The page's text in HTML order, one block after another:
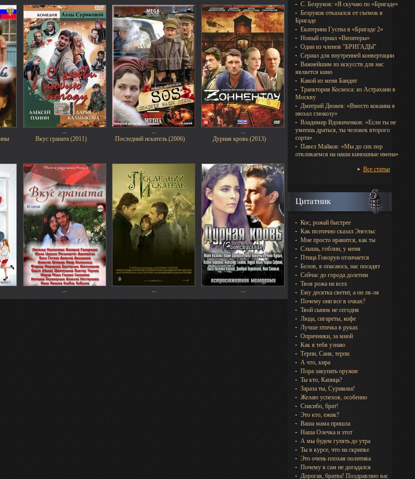
Вкус граната (2011) Последний искатель (2006) Дурная кровь (2013)
С. Безруков: «Я скучаю по «Бригаде»
Безруков отказался от съемок в
Бригаде
Екатерина Гусева в «Бригаде 2»
Новый сериал «Визитеры»
Один из членов "БРИГАДЫ"
Сериал для внутренней конвертации
Важнейшим из искусств для нас
является кино
Какой из меня Бандит
Траектория Космоса: из Астрахани в
Москву
Дмитрий Дюжев: «Вместо кокаина я
нюхал глюкозу»
Владимир Вдовиченков: «Если ты не
умеешь драться, ты человек второго
сорта»
Павел Майков: «Мы до сих пор
откликаемся на наши киношные имена»
Все статьи
Цитатник
Кос, рожай быстрее
Как поэтично сказал Энгельс
Мне просто нравится, как ты
Слышь, гоблин, у меня
Птица Говорун отличается
Белов, я опасаюсь, нас посадят
Сейчас до города долетим
Твоя рожа на всех
Ему десятка светит, а он ля-ля
Почему они все в очках?
Твой сынок не сегодня
Люда, сигареты, кофе
Лучше птичка в руках
Опричники, за мной
Как я тебя узнаю
Терпи, Саня, терпи
А что, кира
Пора закупать оружие
Ты кто, Капица?
Зараза ты, Сурикова!
Желаю успехов, особенно
Спасибо, брат!
Это кто, ежик?
Ваша мама пришла
Наша Олечка и этот
А мы будем гулять до утра
Ты в курсе, что на скрипке
Это очень плохая политика
Почему я сам не догадался
Дорогая, братва! Поздравляю вас